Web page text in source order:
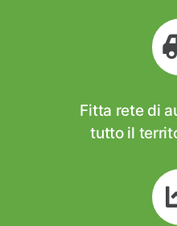
Fitta rete di
tutto il